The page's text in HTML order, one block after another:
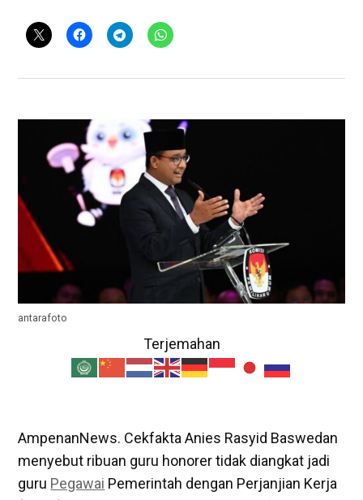
antarafoto
Terjemahan
AmpenanNews. Cekfakta Anies Rasyid Baswedan
menyebut ribuan guru honorer tidak diangkat jadi
guru Pegawai Pemerintah dengan Perjanjian Kerja